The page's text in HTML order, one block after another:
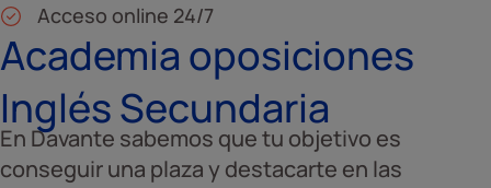
Acceso online 24/7
Academia oposiciones
Inglés Secundaria
En Davante sabemos que tu objetivo es
conseguir una plaza y destacarte en las